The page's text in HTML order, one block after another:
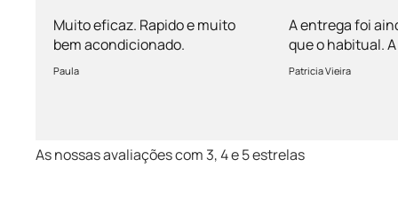
Muito eficaz. Rapido e muito
bem acondicionado.
Paula
A entrega foi
que o habitual.
vem bem
Patricia Vieira
As nossas avaliações com 3, 4 e 5 estrelas